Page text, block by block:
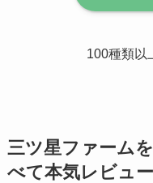
100種類以
三ツ星ファーム
べて本気レビュー